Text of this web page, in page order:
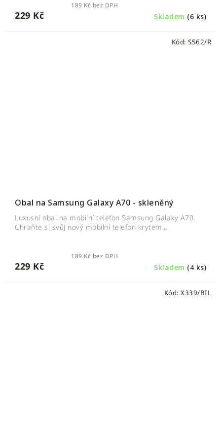
Skladem (6 ks)
189 Kč bez DPH
229 Kč
Obal na Samsung Galaxy A70 - skleněný
Skladem (4 ks)
189 Kč bez DPH
229 Kč
Luxusní obal na mobilní telefon Samsung Galaxy A70.
Chraňte si svůj nový mobilní telefon krytem...
Kód: S562/R
Kód: X339/BIL